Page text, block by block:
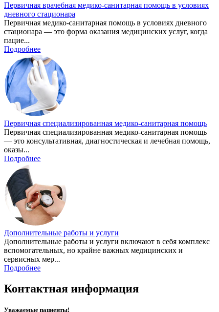
Первичная врачебная медико-санитарная помощь в условиях
дневного стационара
Первичная медико-санитарная помощь в условиях дневного
стационара — это форма оказания медицинских услуг, когда
пацие...
Подробнее
Первичная специализированная медико-санитарная помощь
Первичная специализированная медико-санитарная помощь
— это консультативная, диагностическая и лечебная помощь,
оказы...
Подробнее
Дополнительные работы и услуги
Дополнительные работы и услуги включают в себя комплекс
вспомогательных, но крайне важных медицинских и
сервисных мер...
Подробнее
Контактная информация
Уважаемые пациенты!